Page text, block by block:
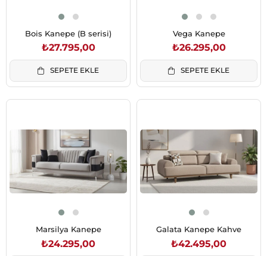
Bois Kanepe (B serisi)
₺27.795,00
SEPETE EKLE
Vega Kanepe
₺26.295,00
SEPETE EKLE
Marsilya Kanepe
₺24.295,00
Galata Kanepe Kahve
₺42.495,00